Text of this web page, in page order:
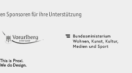
Sponsoren für ihre Unterstützung